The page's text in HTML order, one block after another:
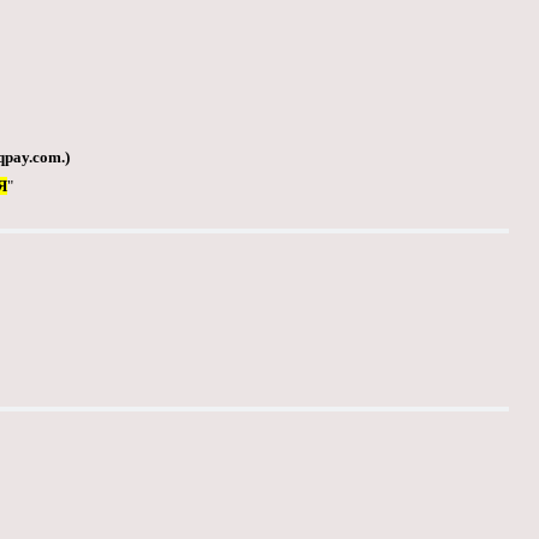
.)
"